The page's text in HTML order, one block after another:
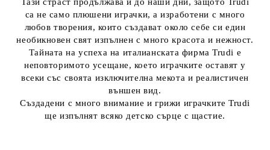
са не само плюшени играчки, а изработени с много
любов творения, които създават около себе си един
необикновен свят изпълнен с много красота и нежност.
Тайната на успеха на италианската фирма Trudi е
неповторимото усещане, което играчките оставят у
всеки със своята изключителна мекота и реалистичен
външен вид.
Създадени с много внимание и грижи играчките Trudi
ще изпълнят всяко детско сърце с щастие.